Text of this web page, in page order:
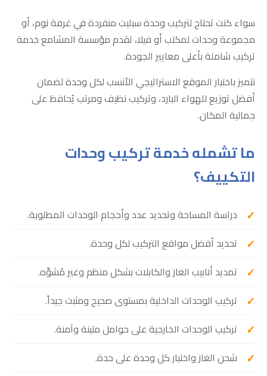
سواء كنت تحتاج لتركيب وحدة سبليت منفردة في غرفة نوم، أو
مجموعة وحدات لمكتب أو فيلا، تقدم مؤسسة المشامع خدمة
تركيب شاملة بأعلى معايير الجودة.
نتميز باختيار الموقع الاستراتيجي الأنسب لكل وحدة لضمان
أفضل توزيع للهواء البارد، وتركيب نظيف ومرتب يُحافظ على
جمالية المكان.
ما تشمله خدمة تركيب وحدات
التكييف؟
دراسة المساحة وتحديد عدد وأحجام الوحدات المطلوبة.
تحديد أفضل مواقع التركيب لكل وحدة.
تمديد أنابيب الغاز والكابلات بشكل منظم وغير مُشوِّه.
تركيب الوحدات الداخلية بمستوى صحيح ومثبت جيداً.
تركيب الوحدات الخارجية على حوامل متينة وآمنة.
شحن الغاز واختبار كل وحدة على حدة.